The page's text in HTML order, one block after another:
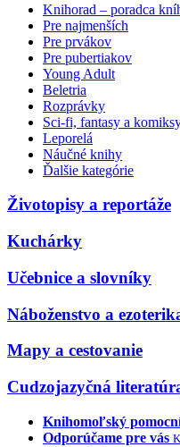
Knihorad – poradca
Pre najmenších
Pre prvákov
Pre pubertiakov
Young Adult
Beletria
Rozprávky
Sci-fi, fantasy a
Leporelá
Náučné knihy
Ďalšie kategórie
Životopisy a reportáže
Kuchárky
Učebnice a slovníky
Náboženstvo a
Mapy a cestovanie
Cudzojazyčná
Knihomoľský
Odporúčame pre vás